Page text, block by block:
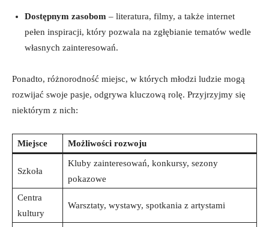
Dostępnym zasobom – literatura, filmy, a także internet⁤
pełen ⁤inspiracji, który⁣ pozwala⁣ na zgłębianie‍ tematów ⁣wedle
własnych zainteresowań.
Ponadto, różnorodność ⁤miejsc, w których młodzi ludzie mogą
⁤rozwijać​ swoje pasje,⁤ odgrywa kluczową rolę. Przyjrzyjmy⁤ się
niektórym z nich:
Miejsce Możliwości ​rozwoju
Szkoła
Kluby ‍zainteresowań, konkursy, ⁢sezony
pokazowe
Centra
kultury
Warsztaty, wystawy, spotkania z ⁢artystami